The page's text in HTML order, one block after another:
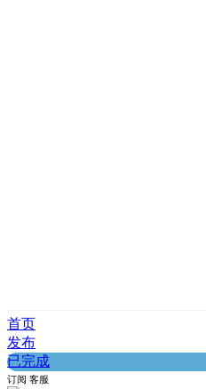
首页
发布
已完成
订阅 客服